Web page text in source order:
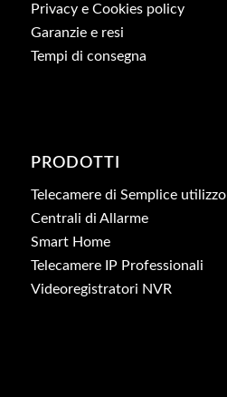
Privacy e Cookies policy
Garanzie e resi
Tempi di consegna
PRODOTTI
Telecamere di Semplice utilizzo
Centrali di Allarme
Smart Home
Telecamere IP Professionali
Videoregistratori NVR